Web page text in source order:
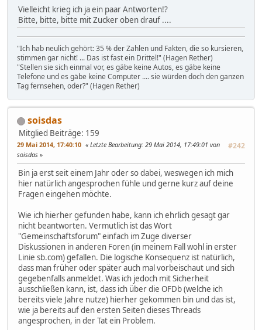
Vielleicht krieg ich ja ein paar Antworten!?
Bitte, bitte, bitte mit Zucker oben drauf ....
"Ich hab neulich gehört: 35 % der Zahlen und Fakten, die so kursieren,
stimmen gar nicht! ... Das ist fast ein Drittel!" (Hagen Rether)
"Stellen sie sich einmal vor, es gäbe keine Autos, es gäbe keine
Telefone und es gäbe keine Computer .... sie würden doch den ganzen
Tag fernsehen, oder?" (Hagen Rether)
soisdas
Mitglied Beiträge: 159
29 Mai 2014, 17:40:10 #242
Letzte Bearbeitung: 29 Mai 2014, 17:49:01 von
soisdas
Bin ja erst seit einem Jahr oder so dabei, weswegen ich mich
hier natürlich angesprochen fühle und gerne kurz auf deine
Fragen eingehen möchte.
Wie ich hierher gefunden habe, kann ich ehrlich gesagt gar
nicht beantworten. Vermutlich ist das Wort
"Gemeinschaftsforum" einfach im Zuge diverser
Diskussionen in anderen Foren (in meinem Fall wohl in erster
Linie sb.com) gefallen. Die logische Konsequenz ist natürlich,
dass man früher oder später auch mal vorbeischaut und sich
gegebenfalls anmeldet. Was ich jedoch mit Sicherheit
ausschließen kann, ist, dass ich über die OFDb (welche ich
bereits viele Jahre nutze) hierher gekommen bin und das ist,
wie ja bereits auf den ersten Seiten dieses Threads
angesprochen, in der Tat ein Problem.